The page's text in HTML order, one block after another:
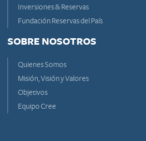
Inversiones & Reservas
Fundación Reservas del País
SOBRE NOSOTROS
Quienes Somos
Misión, Visión y Valores
Objetivos
Equipo Cree